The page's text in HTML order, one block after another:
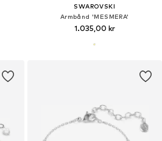
SWAROVSKI
Armbånd 'MESMERA'
1.035,00 kr